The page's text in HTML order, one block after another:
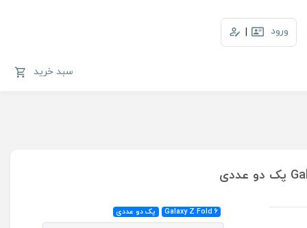
ورود |
سبد خرید
Galaxy Z Fold 6 پک دو عددی